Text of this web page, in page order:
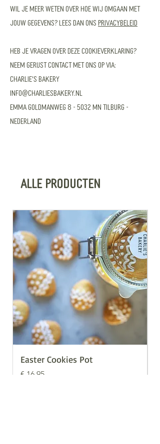
Wil je meer weten over hoe wij omgaan met
jouw gegevens? Lees dan onsPrivacybeleid
Heb je vragen over deze cookieverklaring?
Neem gerust contact met ons op via:
Charlie's Bakery
info@charliesbakery.nl
Emma Goldmanweg 8 - 5032 MN Tilburg -
Nederland
Alle producten
Easter Cookies Pot
Prijs
€ 16,95